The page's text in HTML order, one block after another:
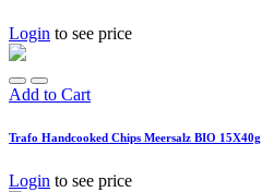
Login to see price
Add to Cart
Trafo Handcooked Chips Meersalz BIO 15X40g
Login to see price